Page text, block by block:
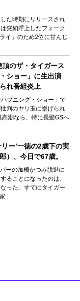
た時期にリリースされ
突如浮上したフォーク･
イ」のため2位に甘んじ
のザ・タイガース
ショー」に生出演
れ番組炎上
プニング・ショー」で
判のヤリ玉に挙げられ
潮なら、特に長髪GSへ
ー’一徳の2歳下の実
）、今日で67歳。
ーの加橋かつみ脱退に
ることになったのは、
った。すでにタイガー
...